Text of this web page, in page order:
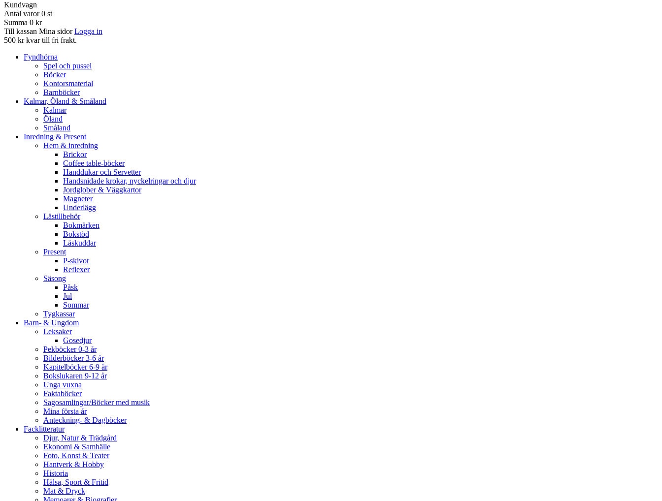
Kundvagn
Antal varor 0 st
Summa 0 kr
Till kassan Mina sidor Logga in
500 kr kvar till fri frakt.
Fyndhörna
Spel och pussel
Böcker
Kontorsmaterial
Barnböcker
Kalmar, Öland & Småland
Kalmar
Öland
Småland
Inredning & Present
Hem & inredning
Brickor
Coffee table-böcker
Handdukar och Servetter
Handsnidade krokar, nyckelringar och djur
Jordglober & Väggkartor
Magneter
Underlägg
Lästillbehör
Bokmärken
Bokstöd
Läskuddar
Present
P-skivor
Reflexer
Säsong
Påsk
Jul
Sommar
Tygkassar
Barn- & Ungdom
Leksaker
Gosedjur
Pekböcker 0-3 år
Bilderböcker 3-6 år
Kapitelböcker 6-9 år
Bokslukaren 9-12 år
Unga vuxna
Faktaböcker
Sagosamlingar/Böcker med musik
Mina första år
Anteckning- & Dagböcker
Facklitteratur
Djur, Natur & Trädgård
Ekonomi & Samhälle
Foto, Konst & Teater
Hantverk & Hobby
Historia
Hälsa, Sport & Fritid
Mat & Dryck